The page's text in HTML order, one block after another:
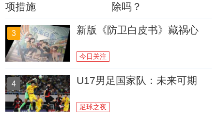
项措施
除吗？
3 新版《防卫白皮书》藏祸心
今日关注
4 U17男足国家队：未来可期
足球之夜